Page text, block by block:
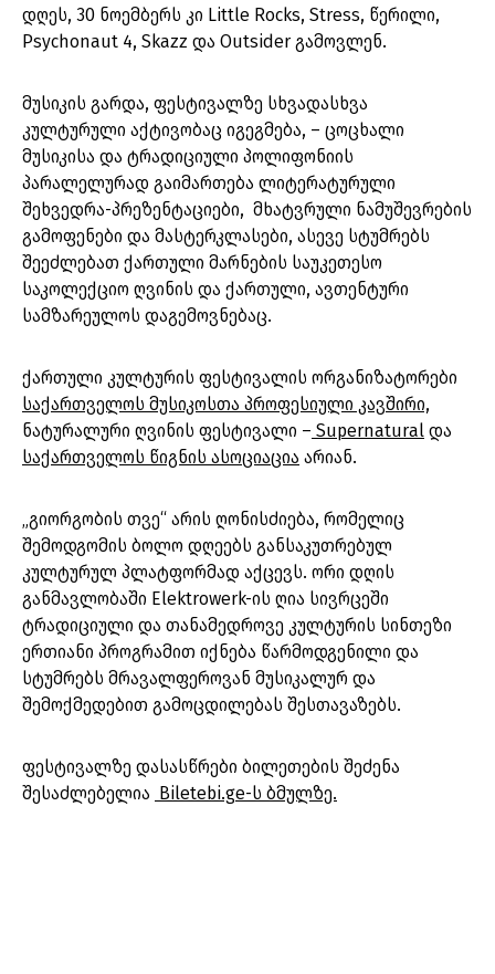
დღეს, 30 ნოემბერს კი Little Rocks, Stress, წერილი,
Psychonaut 4, Skazz და Outsider გამოვლენ.
მუსიკის გარდა, ფესტივალზე სხვადასხვა
კულტურული აქტივობაც იგეგმება, – ცოცხალი
მუსიკისა და ტრადიციული პოლიფონიის
პარალელურად გაიმართება ლიტერატურული
შეხვედრა-პრეზენტაციები, მხატვრული ნამუშევრების
გამოფენები და მასტერკლასები, ასევე სტუმრებს
შეეძლებათ ქართული მარნების საუკეთესო
საკოლექციო ღვინის და ქართული, ავთენტური
სამზარეულოს დაგემოვნებაც.
ქართული კულტურის ფესტივალის ორგანიზატორები
საქართველოს მუსიკოსთა პროფესიული კავშირი,
ნატურალური ღვინის ფესტივალი – Supernatural და
საქართველოს წიგნის ასოციაცია არიან.
„გიორგობის თვე“ არის ღონისძიება, რომელიც
შემოდგომის ბოლო დღეებს განსაკუთრებულ
კულტურულ პლატფორმად აქცევს. ორი დღის
განმავლობაში Elektrowerk-ის ღია სივრცეში
ტრადიციული და თანამედროვე კულტურის სინთეზი
ერთიანი პროგრამით იქნება წარმოდგენილი და
სტუმრებს მრავალფეროვან მუსიკალურ და
შემოქმედებით გამოცდილებას შესთავაზებს.
ფესტივალზე დასასწრები ბილეთების შეძენა
შესაძლებელია Biletebi.ge-ს ბმულზე.